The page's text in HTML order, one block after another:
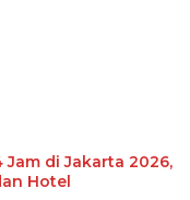
di Jakarta 2026,
Hotel